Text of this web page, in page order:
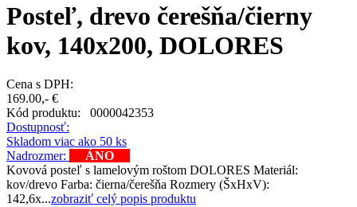
Posteľ, drevo čerešňa/čierny
kov, 140x200, DOLORES
Cena s DPH:
169.00,- €
Kód produktu: 0000042353
Dostupnosť:
Skladom viac ako 50 ks
Nadrozmer:
ÁNO
Kovová posteľ s lamelovým roštom DOLORES Materiál:
kov/drevo Farba: čierna/čerešňa Rozmery (ŠxHxV):
142,6x...zobraziť celý popis produktu